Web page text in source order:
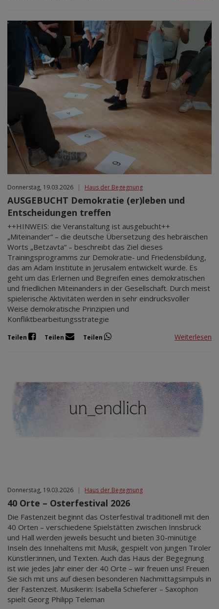
Donnerstag, 19.03.2026 | Haus der Begegnung
AUSGEBUCHT Demokratie (er)leben und
Entscheidungen treffen
++HINWEIS: die Veranstaltung ist ausgebucht++
„Miteinander“ – die deutsche Übersetzung des hebräischen
Worts „Betzavta“ – beschreibt das Ziel dieses
Trainingsprogramms zur Demokratie- und Friedensbildung,
das am Adam Institute in Jerusalem entwickelt wurde. Es
geht um das Erlernen und Begreifen eines demokratischen
und friedlichen Miteinanders in der Gesellschaft. Durch meist
spielerische Aktivitäten werden in sehr eindrucksvoller
Weise demokratische Prinzipien und
Konfliktbearbeitungsstrategie
Teilen Teilen Teilen Weiterlesen
Donnerstag, 19.03.2026 | Haus der Begegnung
40 Orte – Osterfestival 2026
Die Fastenzeit beginnt das Osterfestival traditionell mit den
40 Orten – verschiedene Spielstätten zwischen Innsbruck
und Hall werden jeweils besucht und bieten 30-minütige
Inseln des Innehaltens mit Musik, gespielt von jungen Tiroler
Künstler:innen, und Texten. Auch das Haus der Begegnung
ist wie jedes Jahr einer der 40 Orte – wir freuen uns! Freuen
Sie sich mit uns auf diesen besonderen Nachmittagsimpuls in
der Fastenzeit. Musikerin: Isabella Schieferer – Saxophon
spielt Georg Philipp Teleman